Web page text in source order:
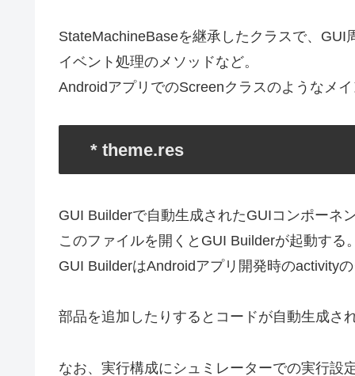
StateMachineBaseを継承したクラスで、
イベント処理のメソッドなど。
AndroidアプリでのScreenクラスのようなメ
* theme.res
GUI Builderで自動生成されたGUIコンポーネ
このファイルを開くとGUI Builderが起動する
GUI BuilderはAndroidアプリ開発時のactivity
部品を追加したりするとコードが自動生成さ
なお、実行構成にシュミレーターでの実行設